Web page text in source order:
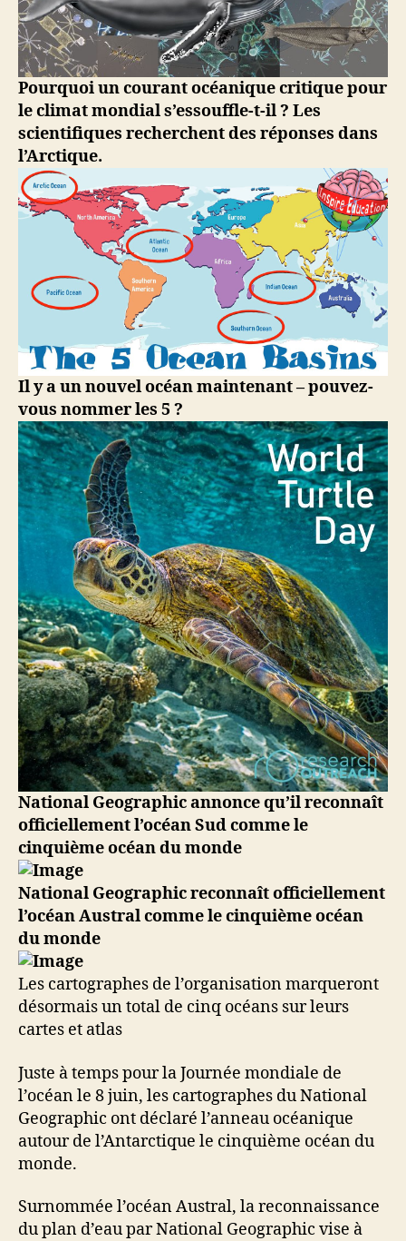
Pourquoi un courant océanique critique pour
le climat mondial s’essouffle-t-il ? Les
scientifiques recherchent des réponses dans
l’Arctique.
Il y a un nouvel océan maintenant – pouvez-
vous nommer les 5 ?
National Geographic annonce qu’il reconnaît
officiellement l’océan Sud comme le
cinquième océan du monde
National Geographic reconnaît officiellement
l’océan Austral comme le cinquième océan
du monde
Les cartographes de l’organisation marqueront
désormais un total de cinq océans sur leurs
cartes et atlas
Juste à temps pour la Journée mondiale de
l’océan le 8 juin, les cartographes du National
Geographic ont déclaré l’anneau océanique
autour de l’Antarctique le cinquième océan du
monde.
Surnommée l’océan Austral, la reconnaissance
du plan d’eau par National Geographic vise à